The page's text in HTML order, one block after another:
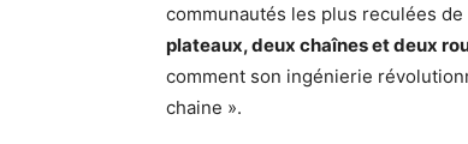
communautés les plus reculées de
plateaux, deux chaînes et deux
comment son ingénierie
chaine ».